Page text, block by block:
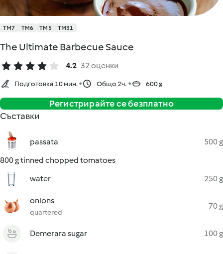
TM7 TM6 TM5 TM31
The Ultimate Barbecue Sauce
4.2 32 оценки
Подготовка 10 мин. Общо 2ч. 600 g
Регистрирайте се безплатно
Съставки
passata
500 g
800 g tinned chopped tomatoes
water
250 g
onions
quartered
70 g
Demerara sugar 100 g